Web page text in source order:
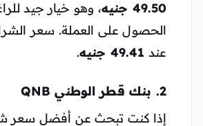
49.50 جنيه
، وهو خيار جيد
الحصول على العملة. سعر
عند 49.41 جنيه .
2. بنك قطر الوطني QNB
إذا كنت تبحث عن أفضل سعر